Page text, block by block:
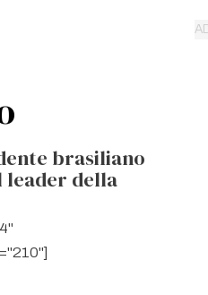
brasiliano
leader della